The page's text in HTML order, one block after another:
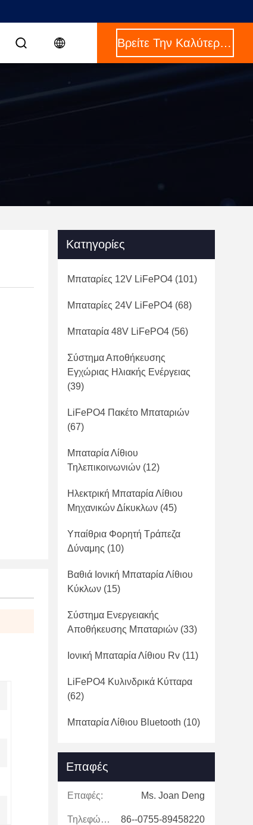
Βρείτε Την Καλύτερη Τιμή
Κατηγορίες
Μπαταρίες 12V LiFePO4 (101)
Μπαταρίες 24V LiFePO4 (68)
Μπαταρία 48V LiFePO4 (56)
Σύστημα Αποθήκευσης
Εγχώριας Ηλιακής Ενέργειας
(39)
LiFePO4 Πακέτο Μπαταριών
(67)
Μπαταρία Λίθιου
Τηλεπικοινωνιών (12)
Ηλεκτρική Μπαταρία Λίθιου
Μηχανικών Δίκυκλων (45)
Υπαίθρια Φορητή Τράπεζα
Δύναμης (10)
Βαθιά Ιονική Μπαταρία Λίθιου
Κύκλων (15)
Σύστημα Ενεργειακής
Αποθήκευσης Μπαταριών (33)
Ιονική Μπαταρία Λίθιου Rv (11)
LiFePO4 Κυλινδρικά Κύτταρα
(62)
Μπαταρία Λίθιου Bluetooth (10)
Επαφές
Επαφές: Ms. Joan Deng
Τηλεφώνημα: 86--0755-89458220